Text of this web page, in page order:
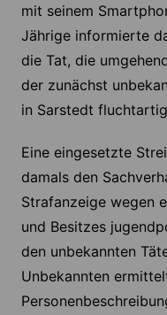
mit seinem
Jährige informierte
die Tat, die
der zunächst
in Sarstedt
Eine eingesetzte
damals den
Strafanzeige wegen
und Besitzes
den unbekannten
Unbekannten